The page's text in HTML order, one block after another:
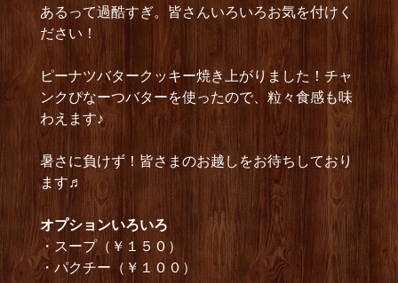
あるって過酷すぎ。皆さんいろいろお気を付けく
ださい！
ピーナツバタークッキー焼き上がりました！チャ
ンクぴなーつバターを使ったので、粒々食感も味
わえます♪
暑さに負けず！皆さまのお越しをお待ちしており
ます♬
オプションいろいろ
・スープ（￥１５０）
・パクチー（￥１００）